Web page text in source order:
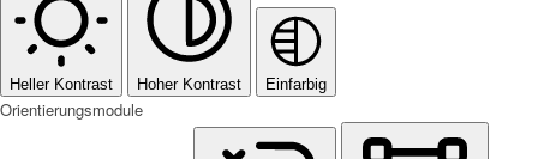
Heller Kontrast Hoher Kontrast Einfarbig
Orientierungsmodule